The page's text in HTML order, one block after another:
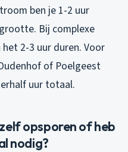
ben je 1-2 uur
Bij complexe
2-3 uur duren. Voor
of Poelgeest
uur totaal.
opsporen of heb
nodig?